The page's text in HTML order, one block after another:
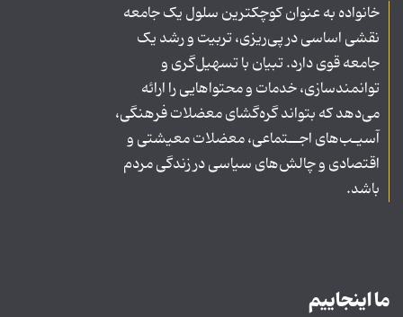
خانواده به عنوان کوچکترین سلول یک جامعه
نقشی اساسی در پی‌ریزی، تربیت و رشد یک
جامعه قوی دارد. تبیان با تسهیل‌گری و
توانمندسازی، خدمات و محتواهایی را ارائه
می‌دهد که بتواند گره‌گشای معضلات فرهنگی،
آسیـب‌های اجــتماعی، معضلات معیشتی و
اقتصادی و چالش‌های سیاسی در زندگی مردم
باشد.
ما اینجاییم